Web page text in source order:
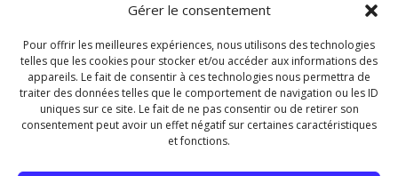
Gérer le consentement
Pour offrir les meilleures expériences, nous utilisons des technologies
telles que les cookies pour stocker et/ou accéder aux informations des
appareils. Le fait de consentir à ces technologies nous permettra de
traiter des données telles que le comportement de navigation ou les ID
uniques sur ce site. Le fait de ne pas consentir ou de retirer son
consentement peut avoir un effet négatif sur certaines caractéristiques
et fonctions.